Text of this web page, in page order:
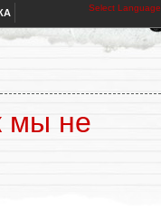
Select Language
мы не